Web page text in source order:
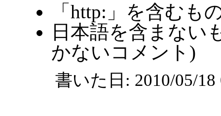
「http:」を含むも
日本語を含まない
かないコメント)
書いた日: 2010/05/